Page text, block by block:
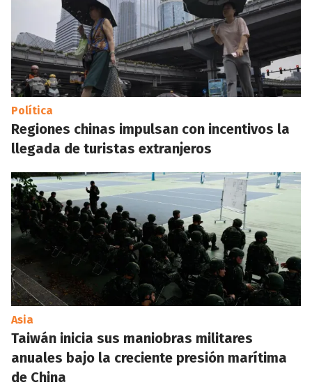
Política
Regiones chinas impulsan con incentivos la
llegada de turistas extranjeros
Asia
Taiwán inicia sus maniobras militares
anuales bajo la creciente presión marítima
de China